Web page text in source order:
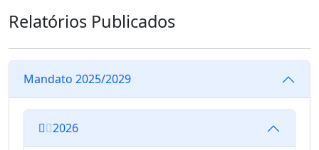
Relatórios Publicados
Mandato 2025/2029
2026